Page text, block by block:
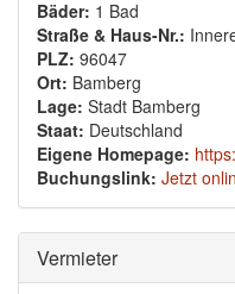
Bäder: 1 Bad
Straße & Haus-Nr.:
PLZ: 96047
Ort: Bamberg
Lage: Stadt Bamberg
Staat: Deutschland
Eigene Homepage:
Buchungslink: Jetzt
Ausblenden
Vermieter